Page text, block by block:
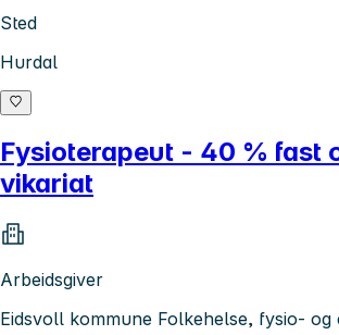
Sted
Hurdal
Fysioterapeut - 40 % fast
vikariat
Arbeidsgiver
Eidsvoll kommune Folkehelse, fysio- og